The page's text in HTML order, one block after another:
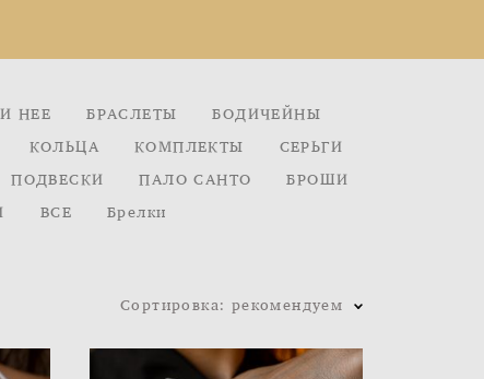
НЕЕ БРАСЛЕТЫ
БОДИЧЕЙНЫ
КОЛЬЦА КОМПЛЕКТЫ
СЕРЬГИ
ПОДВЕСКИ ПАЛО САНТО
БРОШИ
ВСЕ Брелки
Сортировка: рекомендуем